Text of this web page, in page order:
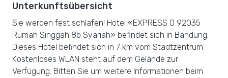
Unterkunftsübersicht
Sie werden fest schlafen! Hotel «EXPRESS O 92035
Rumah Singgah 8b Syariah» befindet sich in Bandung.
Dieses Hotel befindet sich in 7 km vom Stadtzentrum.
Kostenloses WLAN steht auf dem Gelände zur
Verfügung. Bitten Sie um weitere Informationen beim